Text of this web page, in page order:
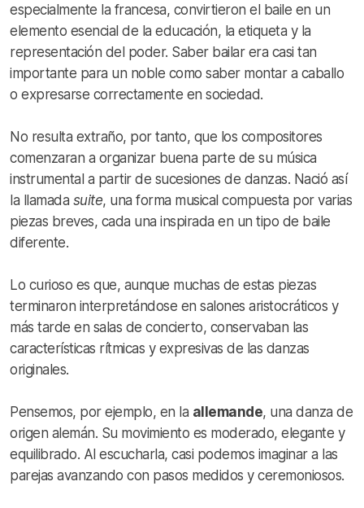
especialmente la francesa, convirtieron el baile en un
elemento esencial de la educación, la etiqueta y la
representación del poder. Saber bailar era casi tan
importante para un noble como saber montar a caballo
o expresarse correctamente en sociedad.
No resulta extraño, por tanto, que los compositores
comenzaran a organizar buena parte de su música
instrumental a partir de sucesiones de danzas. Nació así
la llamada suite, una forma musical compuesta por varias
piezas breves, cada una inspirada en un tipo de baile
diferente.
Lo curioso es que, aunque muchas de estas piezas
terminaron interpretándose en salones aristocráticos y
más tarde en salas de concierto, conservaban las
características rítmicas y expresivas de las danzas
originales.
Pensemos, por ejemplo, en la allemande, una danza de
origen alemán. Su movimiento es moderado, elegante y
equilibrado. Al escucharla, casi podemos imaginar a las
parejas avanzando con pasos medidos y ceremoniosos.